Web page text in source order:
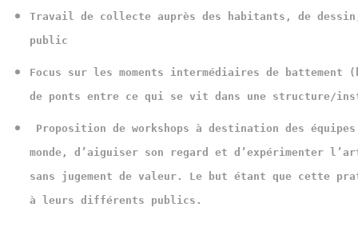
Travail de collecte auprès des habitants, de
public
Focus sur les moments intermédiaires de
de ponts entre ce qui se vit dans une structure/
Proposition de workshops à destination des
monde, d’aiguiser son regard et d’expérimenter
sans jugement de valeur. Le but étant que cette